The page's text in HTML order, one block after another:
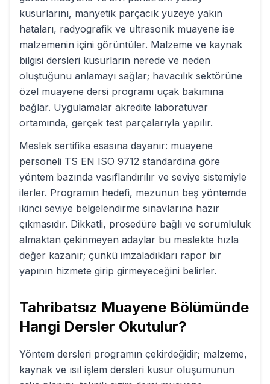
kusurlarını, manyetik parçacık yüzeye yakın
hataları, radyografik ve ultrasonik muayene ise
malzemenin içini görüntüler. Malzeme ve kaynak
bilgisi dersleri kusurların nerede ve neden
oluştuğunu anlamayı sağlar; havacılık sektörüne
özel muayene dersi programı uçak bakımına
bağlar. Uygulamalar akredite laboratuvar
ortamında, gerçek test parçalarıyla yapılır.
Meslek sertifika esasına dayanır: muayene
personeli TS EN ISO 9712 standardına göre
yöntem bazında vasıflandırılır ve seviye sistemiyle
ilerler. Programın hedefi, mezunun beş yöntemde
ikinci seviye belgelendirme sınavlarına hazır
çıkmasıdır. Dikkatli, prosedüre bağlı ve sorumluluk
almaktan çekinmeyen adaylar bu meslekte hızla
değer kazanır; çünkü imzaladıkları rapor bir
yapının hizmete girip girmeyeceğini belirler.
Tahribatsız Muayene Bölümünde
Hangi Dersler Okutulur?
Yöntem dersleri programın çekirdeğidir; malzeme,
kaynak ve ısıl işlem dersleri kusur oluşumunun